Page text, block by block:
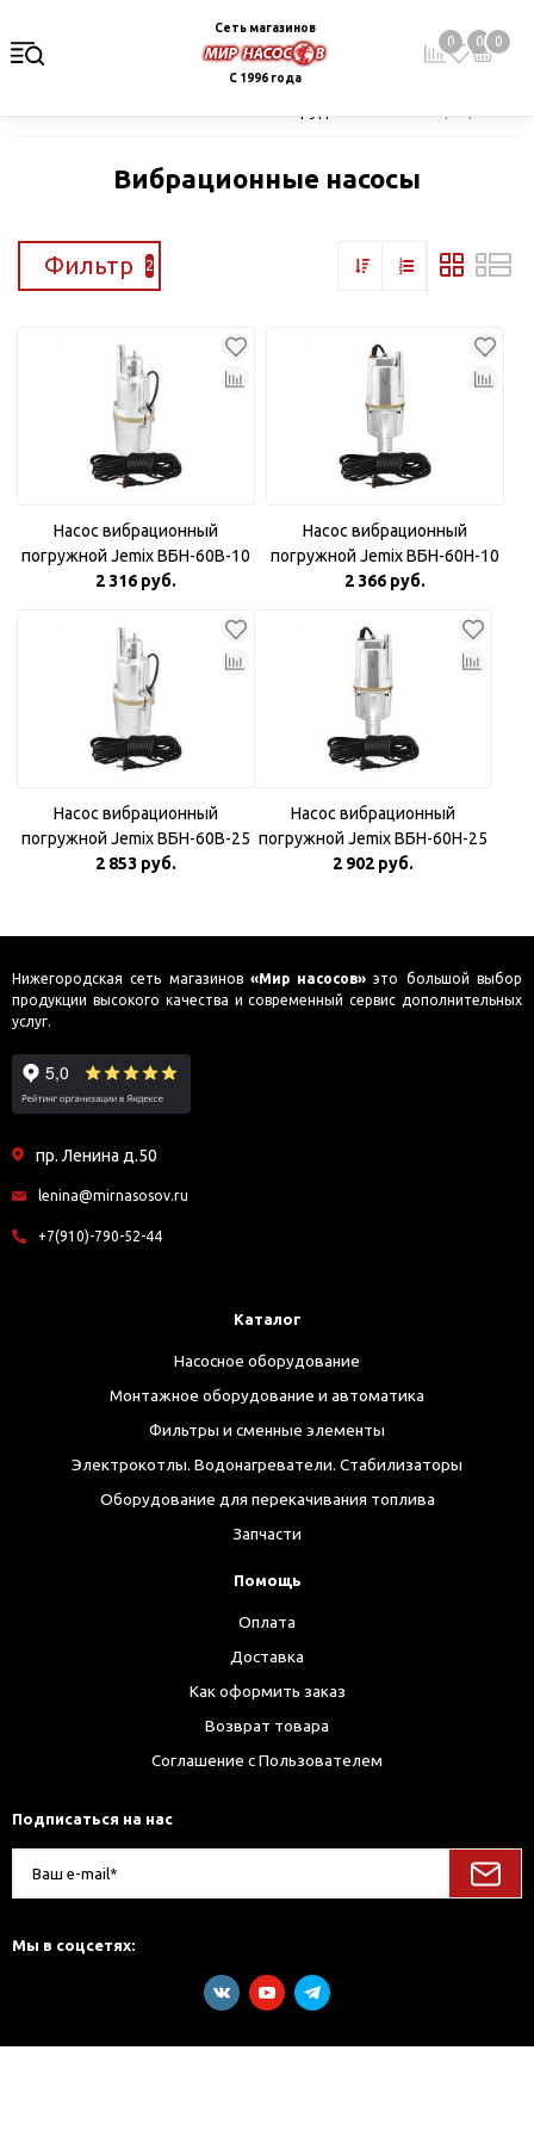
Сеть магазинов
С 1996 года
0 0 0
Вибрационные насосы
Фильтр 2
Насос вибрационный
погружной Jemix ВБН-60В-10
Верхний забор воды
2 316 руб.
Насос вибрационный
погружной Jemix ВБН-60Н-10
Нижний забор воды
2 366 руб.
Насос вибрационный
погружной Jemix ВБН-60В-25
Верхний забор воды
2 853 руб.
Насос вибрационный
погружной Jemix ВБН-60Н-25
Нижний забор воды
2 902 руб.
Нижегородская сеть магазинов «Мир насосов» это большой выбор
продукции высокого качества и современный сервис дополнительных
услуг.
пр. Ленина д.50
lenina@mirnasosov.ru
+7(910)-790-52-44
Каталог
Насосное оборудование
Монтажное оборудование и автоматика
Фильтры и сменные элементы
Электрокотлы. Водонагреватели. Стабилизаторы
Оборудование для перекачивания топлива
Запчасти
Помощь
Оплата
Доставка
Как оформить заказ
Возврат товара
Соглашение с Пользователем
Подписаться на нас
Мы в соцсетях: